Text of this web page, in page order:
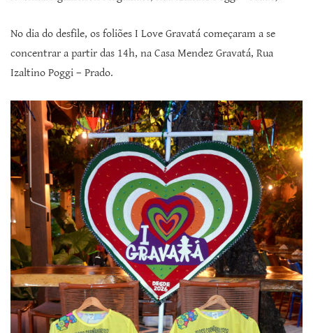
No dia do desfile, os foliões I Love Gravatá começaram a se
concentrar a partir das 14h, na Casa Mendez Gravatá, Rua
Izaltino Poggi – Prado.